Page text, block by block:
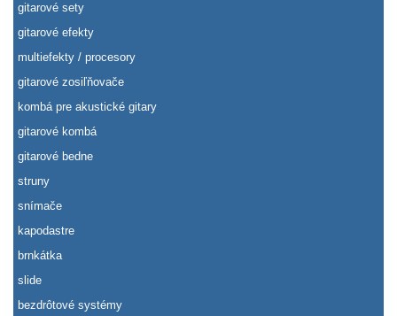
gitarové sety
gitarové efekty
multiefekty / procesory
gitarové zosiľňovače
kombá pre akustické gitary
gitarové kombá
gitarové bedne
struny
snímače
kapodastre
brnkátka
slide
bezdrôtové systémy